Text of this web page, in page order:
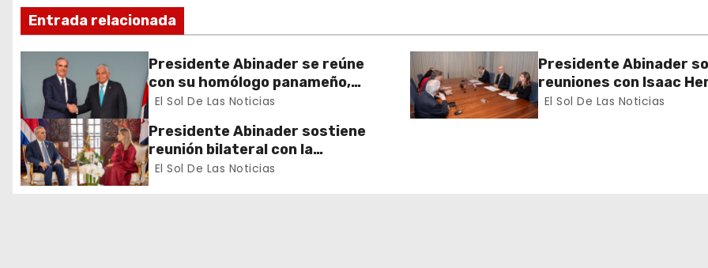
c
i
n
d
e
Entrada relacionada
Presidente Abinader se reúne
con su homólogo panameño,
José Raúl Mulino
El Sol De Las Noticias
Presidente Abinader
reuniones con Isaac
Christopher Landau
El Sol De Las Noticias
Presidente Abinader sostiene
reunión bilateral con la
mandataria electa, Laura
El Sol De Las Noticias